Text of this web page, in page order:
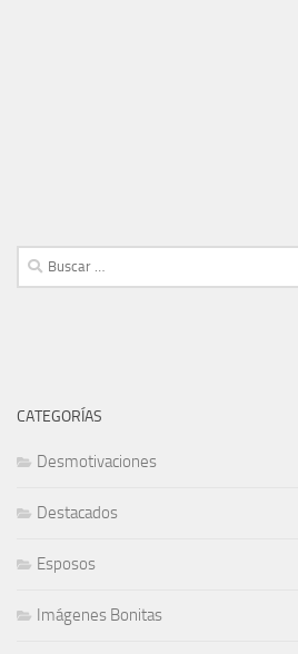
Buscar:
CATEGORÍAS
Desmotivaciones
Destacados
Esposos
Imágenes Bonitas